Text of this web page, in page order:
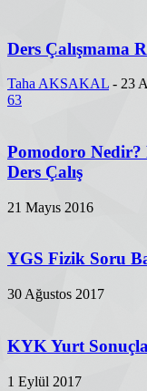
Ders Çalışmama
Taha AKSAKAL - 23
63
Pomodoro
Ders Çalış
21 Mayıs 2016
YGS Fizik Soru
30 Ağustos 2017
KYK Yurt
1 Eylül 2017